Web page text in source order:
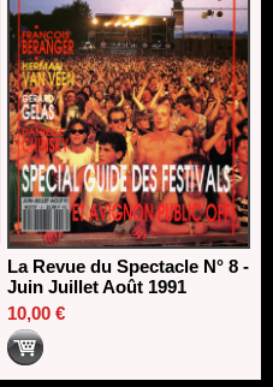
La Revue du Spectacle N° 8 -
Juin Juillet Août 1991
10,00 €